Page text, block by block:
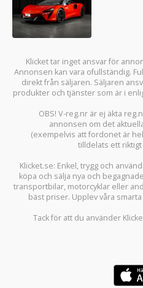
Klicket tar inget ansvar för
Annonsen kan vara ofullständig.
direkt från säljaren. Säljaren
produkter och tjänster som är i
OBS! V-reg.nr är ej äkta
annonsen om det
(exempelvis att fordonet är
tilldelats ett
Klicket.se: Enkel, trygg och
köpa och sälja nya och
transportbilar, motorcyklar eller
bäst priser. Upplev våra
Tack för att du använder